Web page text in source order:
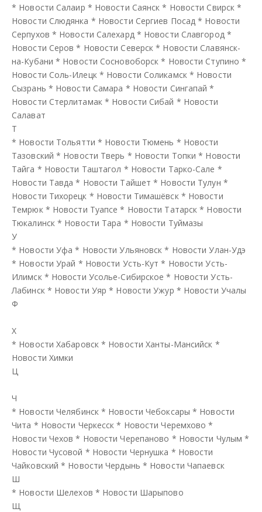
* Новости Салаир * Новости Саянск * Новости Свирск *
Новости Слюдянка * Новости Сергиев Посад * Новости
Серпухов * Новости Салехард* Новости Славгород*
Новости Серов * Новости Северск * Новости Славянск-
на-Кубани * Новости Сосновоборск * Новости Ступино *
Новости Соль-Илецк* Новости Соликамск* Новости
Сызрань * Новости Самара * Новости Сингапай *
Новости Стерлитамак* Новости Сибай * Новости
Салават
Т
* Новости Тольятти * Новости Тюмень * Новости
Тазовский * Новости Тверь * Новости Топки * Новости
Тайга * Новости Таштагол * Новости Тарко-Сале *
Новости Тавда * Новости Тайшет * Новости Тулун *
Новости Тихорецк * Новости Тимашёвск* Новости
Темрюк* Новости Туапсе * Новости Татарск * Новости
Тюкалинск* Новости Тара * Новости Туймазы
У
* Новости Уфа * Новости Ульяновск * Новости Улан-Удэ
* Новости Урай * Новости Усть-Кут * Новости Усть-
Илимск* Новости Усолье-Сибирское * Новости Усть-
Лабинск* Новости Уяр * Новости Ужур * Новости Учалы
Ф
Х
* Новости Хабаровск* Новости Ханты-Мансийск *
Новости Химки
Ц
Ч
* Новости Челябинск* Новости Чебоксары * Новости
Чита * Новости Черкесск * Новости Черемхово *
Новости Чехов * Новости Черепаново * Новости Чулым *
Новости Чусовой * Новости Чернушка * Новости
Чайковский * Новости Чердынь * Новости Чапаевск
Ш
* Новости Шелехов * Новости Шарыпово
Щ